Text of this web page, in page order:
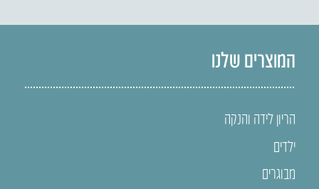
המוצרים שלנו
הריון לידה והנקה
ילדים
מבוגרים